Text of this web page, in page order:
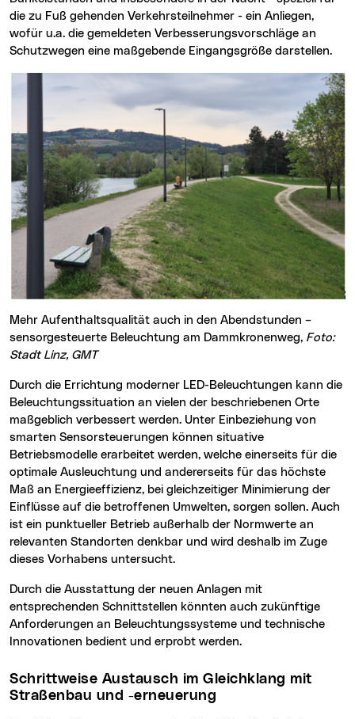
die zu Fuß gehenden Verkehrsteilnehmer - ein Anliegen,
wofür u.a. die gemeldeten Verbesserungsvorschläge an
Schutzwegen eine maßgebende Eingangsgröße darstellen.
Mehr Aufenthaltsqualität auch in den Abendstunden –
sensorgesteuerte Beleuchtung am Dammkronenweg, Foto:
Stadt Linz, GMT
Durch die Errichtung moderner LED-Beleuchtungen kann die
Beleuchtungssituation an vielen der beschriebenen Orte
maßgeblich verbessert werden. Unter Einbeziehung von
smarten Sensorsteuerungen können situative
Betriebsmodelle erarbeitet werden, welche einerseits für die
optimale Ausleuchtung und andererseits für das höchste
Maß an Energieeffizienz, bei gleichzeitiger Minimierung der
Einflüsse auf die betroffenen Umwelten, sorgen sollen. Auch
ist ein punktueller Betrieb außerhalb der Normwerte an
relevanten Standorten denkbar und wird deshalb im Zuge
dieses Vorhabens untersucht.
Durch die Ausstattung der neuen Anlagen mit
entsprechenden Schnittstellen könnten auch zukünftige
Anforderungen an Beleuchtungssysteme und technische
Innovationen bedient und erprobt werden.
Schrittweise Austausch im Gleichklang mit
Straßenbau und -erneuerung